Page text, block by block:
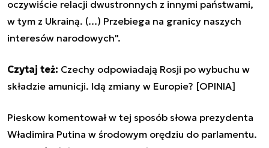
oczywiście relacji dwustronnych z innymi państwami,
w tym z Ukrainą. (...) Przebiega na granicy naszych
interesów narodowych".
Czytaj też: Czechy odpowiadają Rosji po wybuchu w
składzie amunicji. Idą zmiany w Europie? [OPINIA]
Pieskow komentował w tej sposób słowa prezydenta
Władimira Putina w środowym orędziu do parlamentu.